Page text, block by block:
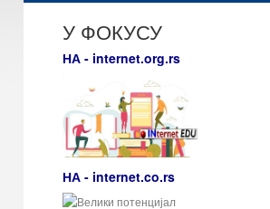
У ФОКУСУ
НА - internet.org.rs
НА - internet.co.rs